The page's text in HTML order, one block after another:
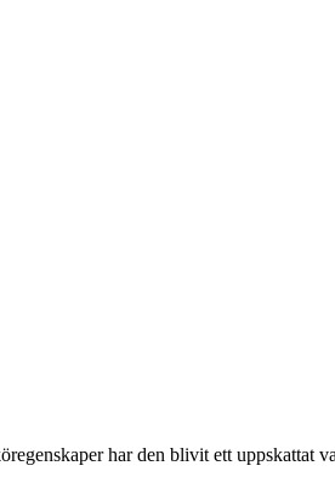
har den blivit ett uppskattat